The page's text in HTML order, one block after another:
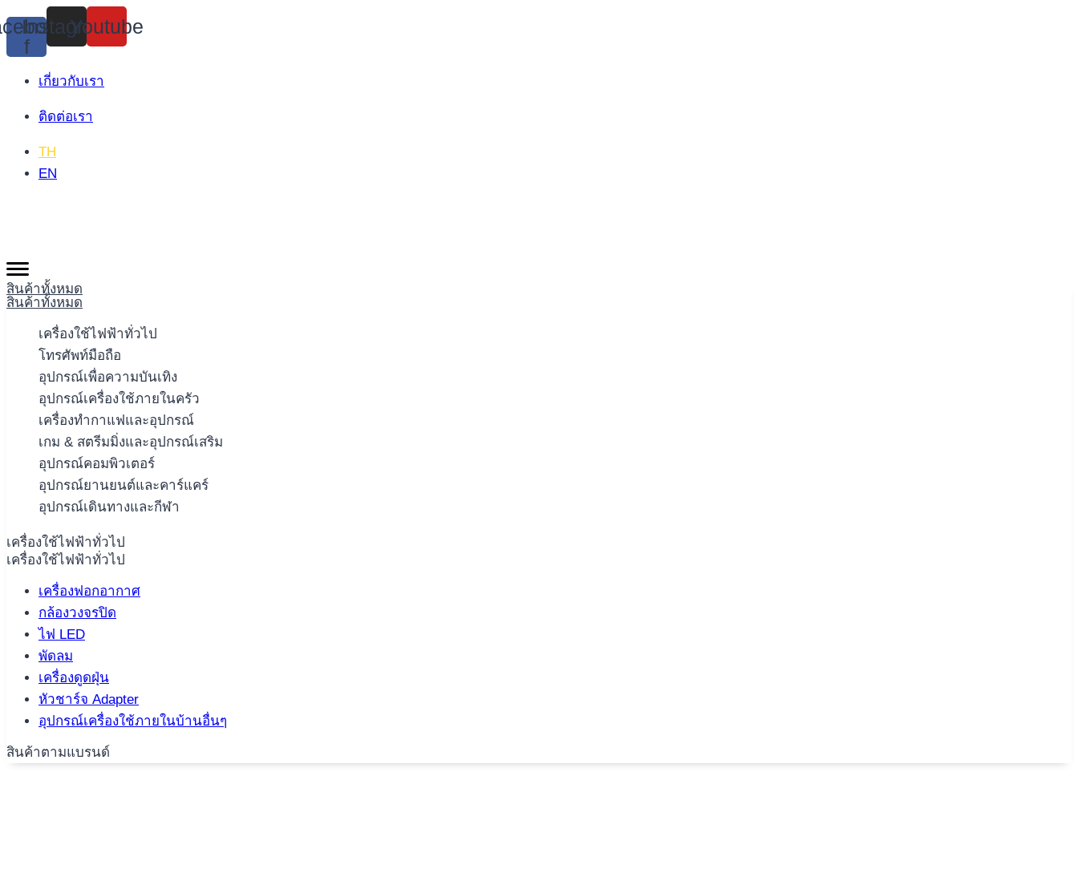
Skip
to
content
f
Instagram
Youtube
เกี่ยวกับเรา
ติดต่อเรา
TH
EN
สินค้าทั้งหมด
สินค้าทั้งหมด
เครื่องใช้ไฟฟ้าทั่วไป
โทรศัพท์มือถือ
อุปกรณ์เพื่อความบันเทิง
อุปกรณ์เครื่องใช้ภายในครัว
เครื่องทำกาแฟและอุปกรณ์
เกม & สตรีมมิ่งและอุปกรณ์เสริม
อุปกรณ์คอมพิวเตอร์
อุปกรณ์ยานยนต์และคาร์แคร์
อุปกรณ์เดินทางและกีฬา
เครื่องใช้ไฟฟ้าทั่วไป
เครื่องใช้ไฟฟ้าทั่วไป
เครื่องฟอกอากาศ
กล้องวงจรปิด
ไฟ LED
พัดลม
เครื่องดูดฝุ่น
หัวชาร์จ Adapter
อุปกรณ์เครื่องใช้ภายในบ้านอื่นๆ
สินค้าตามแบรนด์